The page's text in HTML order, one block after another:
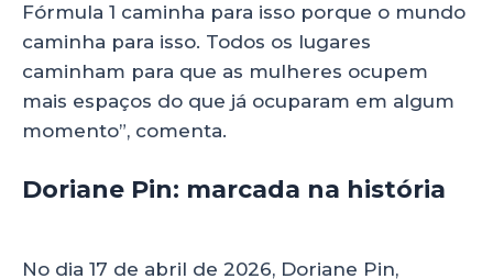
Fórmula 1 caminha para isso porque o mundo
caminha para isso. Todos os lugares
caminham para que as mulheres ocupem
mais espaços do que já ocuparam em algum
momento”, comenta.
Doriane Pin: marcada na história
No dia 17 de abril de 2026, Doriane Pin,